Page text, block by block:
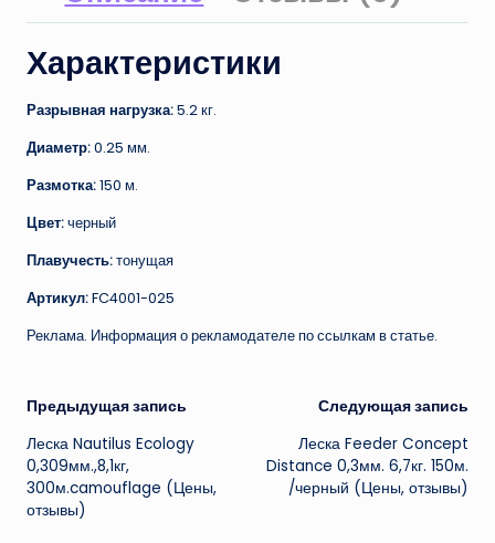
Характеристики
Разрывная нагрузка:5.2 кг.
Диаметр:0.25 мм.
Размотка:150 м.
Цвет:черный
Плавучесть:тонущая
Артикул:FC4001-025
Реклама. Информация о рекламодателе по ссылкам в статье.
Навигация
записи
Предыдущая запись
Леска Nautilus Ecology
0,309мм.,8,1кг,
300м.camouflage (Цены,
отзывы)
Следующая запись
Леска Feeder Concept
Distance 0,3мм. 6,7кг. 150м.
/черный (Цены, отзывы)